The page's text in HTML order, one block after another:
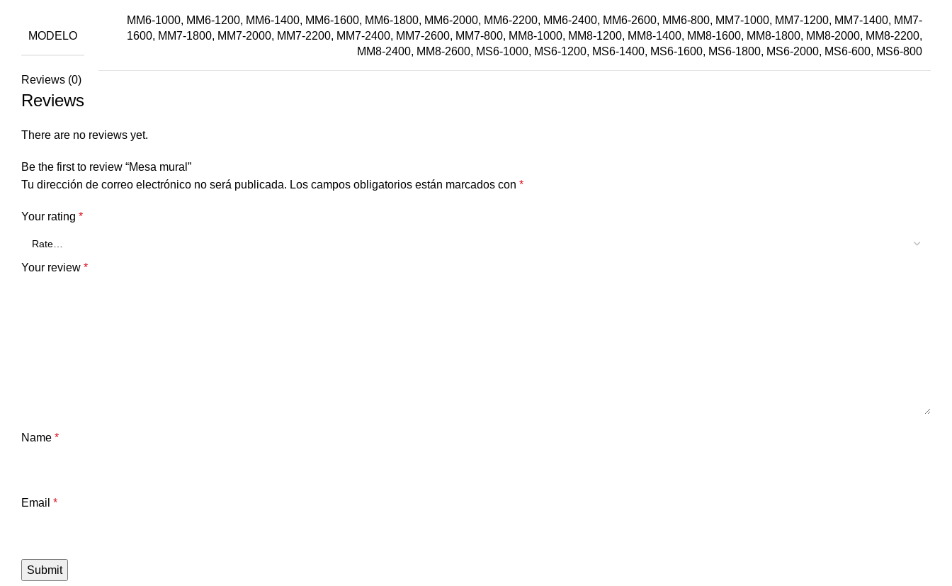
MODELO
MM6-1000, MM6-1200, MM6-1400, MM6-1600, MM6-1800, MM6-2000, MM6-2200, MM6-2400, MM6-2600, MM6-800, MM7-1000, MM7-1200, MM7-1400, MM7-
1600, MM7-1800, MM7-2000, MM7-2200, MM7-2400, MM7-2600, MM7-800, MM8-1000, MM8-1200, MM8-1400, MM8-1600, MM8-1800, MM8-2000, MM8-2200,
MM8-2400, MM8-2600, MS6-1000, MS6-1200, MS6-1400, MS6-1600, MS6-1800, MS6-2000, MS6-600, MS6-800
Reviews (0)
Reviews
There are no reviews yet.
Be the first to review “Mesa mural”
Tu dirección de correo electrónico no será publicada. Los campos obligatorios están marcados con *
Your rating *
Your review *
Name *
Email *